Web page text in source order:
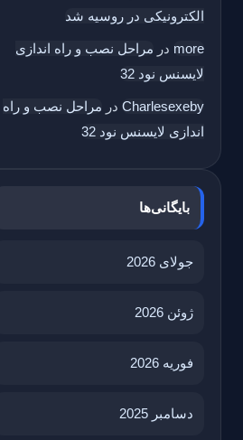
الکترونیکی در روسیه شد
more در مراحل نصب و راه اندازی
لایسنس نود 32
Charlesexeby در مراحل نصب و راه
اندازی لایسنس نود 32
بایگانی‌ها
جولای 2026
ژوئن 2026
فوریه 2026
دسامبر 2025